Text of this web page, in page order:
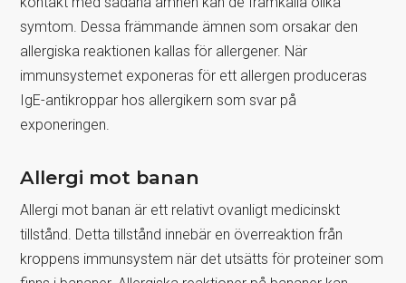
symtom. Dessa främmande ämnen som orsakar den
allergiska reaktionen kallas för allergener. När
immunsystemet exponeras för ett allergen produceras
IgE-antikroppar hos allergikern som svar på
exponeringen.
Allergi mot banan
Allergi mot banan är ett relativt ovanligt medicinskt
tillstånd. Detta tillstånd innebär en överreaktion från
kroppens immunsystem när det utsätts för proteiner som